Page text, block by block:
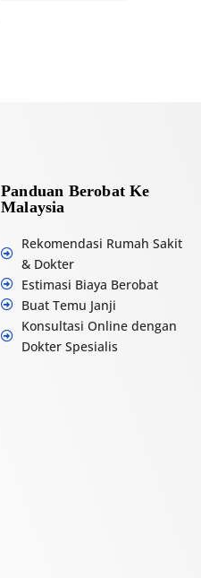
Panduan Berobat Ke
Malaysia
Rekomendasi Rumah Sakit
& Dokter
Estimasi Biaya Berobat
Buat Temu Janji
Konsultasi Online dengan
Dokter Spesialis